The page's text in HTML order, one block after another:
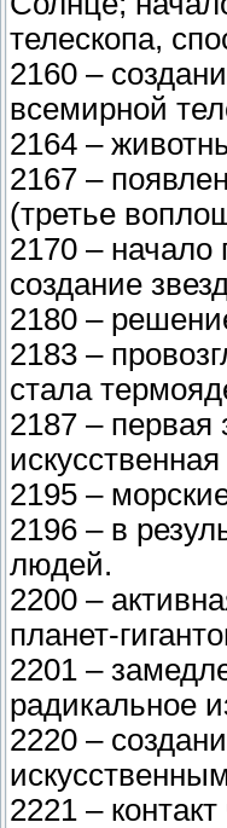
телескопа,
2160 –
всемирной
2164 –
2167 –
(третье
2170 – начало
создание
2180 –
2183 –
стала
2187 – первая
2195 –
2196 – в
людей.
2200 –
планет-
2201 –
радикальное
2220 –
2221 –